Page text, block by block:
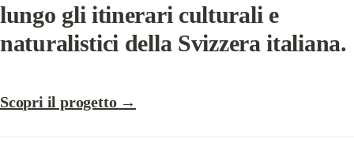
lungo gli itinerari culturali e
naturalistici della Svizzera italiana.
Scopri il progetto →